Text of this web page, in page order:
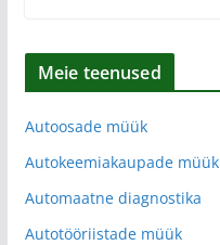
Meie teenused
Autoosade müük
Autokeemiakaupade müük
Automaatne diagnostika
Autotööriistade müük